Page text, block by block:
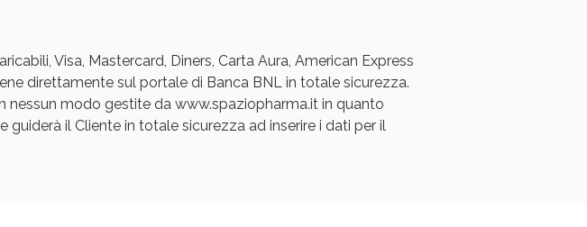
Visa, Mastercard, Diners, Carta Aura, American Express
direttamente sul portale di Banca BNL in totale sicurezza.
nessun modo gestite da www.spaziopharma.it in quanto
il Cliente in totale sicurezza ad inserire i dati per il